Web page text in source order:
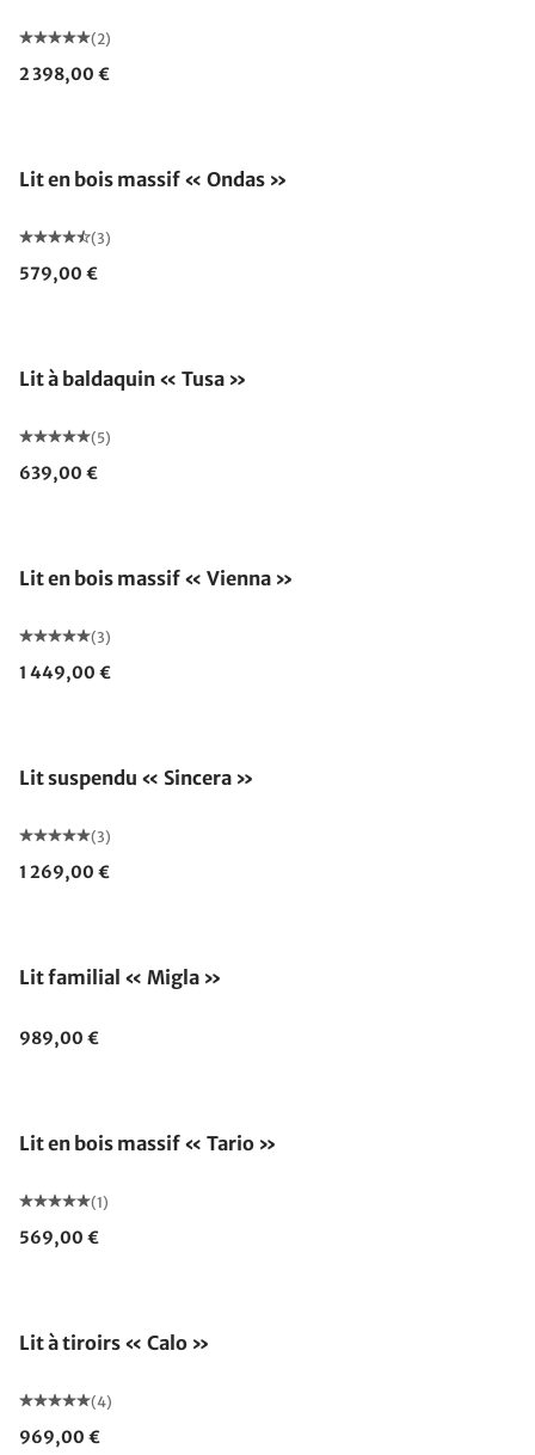
(2)
2 398,00 €
Lit en bois massif « Ondas »
(3)
579,00 €
Lit à baldaquin « Tusa »
(5)
639,00 €
Lit en bois massif « Vienna »
(3)
1 449,00 €
Lit suspendu « Sincera »
(3)
1 269,00 €
Lit familial « Migla »
989,00 €
Lit en bois massif « Tario »
(1)
569,00 €
Lit à tiroirs « Calo »
(4)
969,00 €